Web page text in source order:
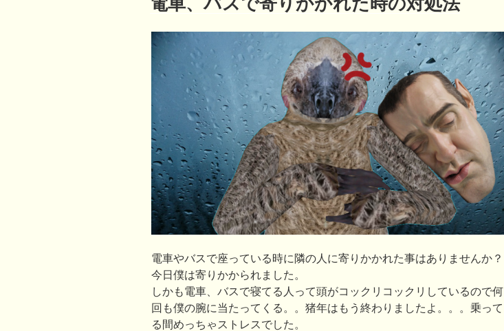
日:
電車やバスで座っている時に隣の人に寄りかかれた事はありませんか？
今日僕は寄りかかられました。
しかも電車、バスで寝てる人って頭がコックリコックリしているので何
回も僕の腕に当たってくる。。猪年はもう終わりましたよ。。。乗って
る間めっちゃストレスでした。